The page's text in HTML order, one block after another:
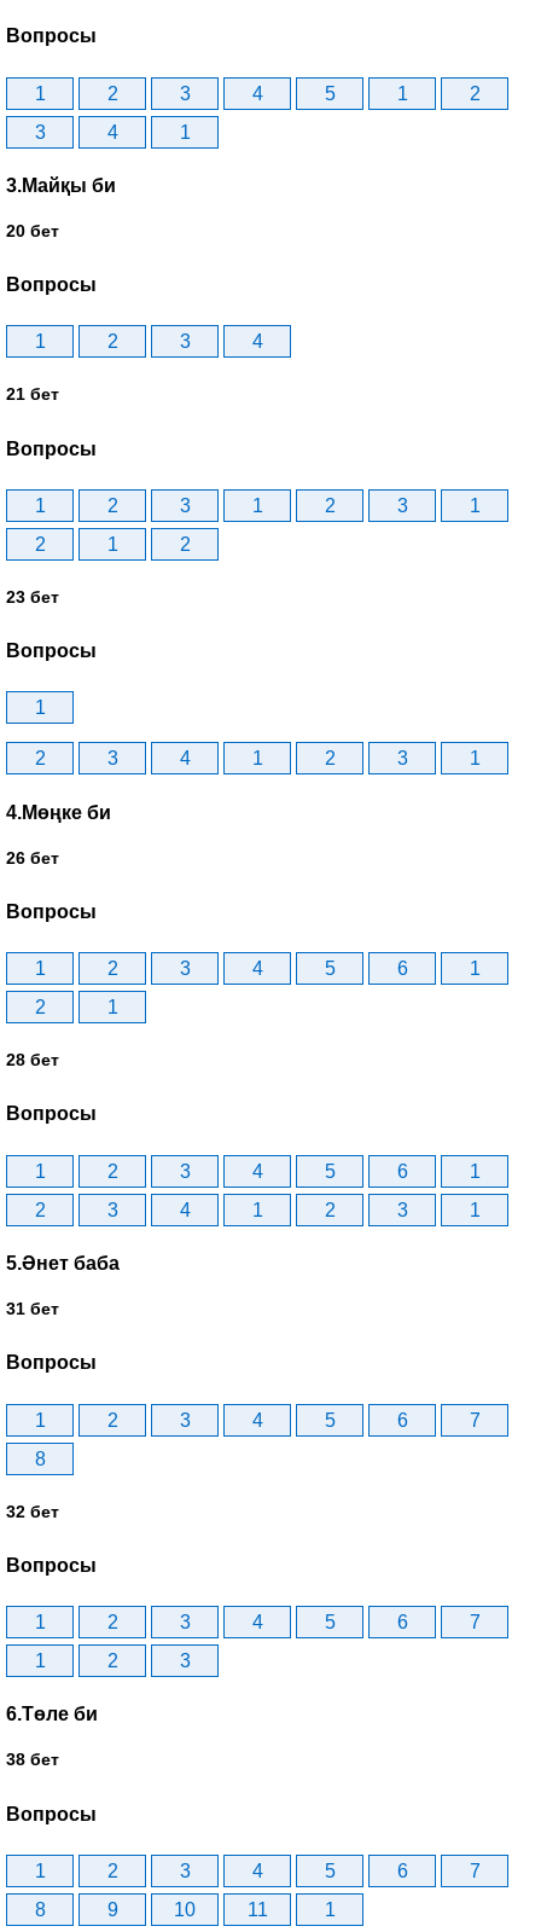
Вопросы
1 2 3 4 5 1
2
3
4 1
3.Майқы би
20 бет
Вопросы
1 2 3 4
21 бет
Вопросы
1 2 3 1 2 3
1
2
1 2
23 бет
Вопросы
1
2 3 4 1 2 3 1
4.Мөңке би
26 бет
Вопросы
1 2 3 4 5 6
1
2
1
28 бет
Вопросы
1 2 3 4 5 6
1
2
3 4 1 2 3 1
5.Әнет баба
31 бет
Вопросы
1 2 3 4 5 6
7
8
32 бет
Вопросы
1 2 3 4 5 6
7
1
2 3
6.Төле би
38 бет
Вопросы
1 2 3 4 5 6
7
8
9 10 11 1